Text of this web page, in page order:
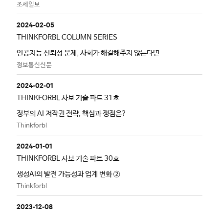
조세일보
2024-02-05
THINKFORBL COLUMN SERIES
인공지능 신뢰성 문제, 사회가 해결해주지 않는다면
정보통신신문
2024-02-01
THINKFORBL 사보 기술 파트 31호
정부의 AI 저작권 전략, 핵심과 쟁점은?
Thinkforbl
2024-01-01
THINKFORBL 사보 기술 파트 30호
생성AI의 발전 가능성과 업계 변화 ②
Thinkforbl
2023-12-08